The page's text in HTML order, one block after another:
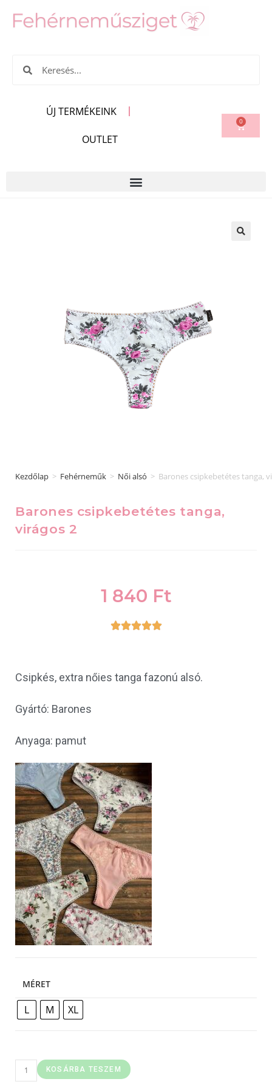
ÚJ TERMÉKEINK
OUTLET
0
Kezdőlap > Fehérneműk > Női alsó > Barones csipkebetétes tanga,
Barones csipkebetétes tanga,
virágos 2
1 840 Ft

Csipkés, extra nőies tanga fazonú alsó.
Gyártó: Barones
Anyaga: pamut
MÉRET
L M XL
KOSÁRBA TESZEM